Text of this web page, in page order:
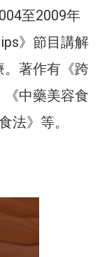
至2009年
》節目講解
著作有《跨
中藥美容食
法》等。